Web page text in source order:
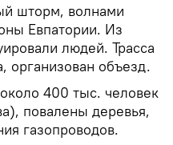
шторм, волнами
Евпатории. Из
людей. Трасса
организован объезд.
400 тыс. человек
повалены деревья,
газопроводов.